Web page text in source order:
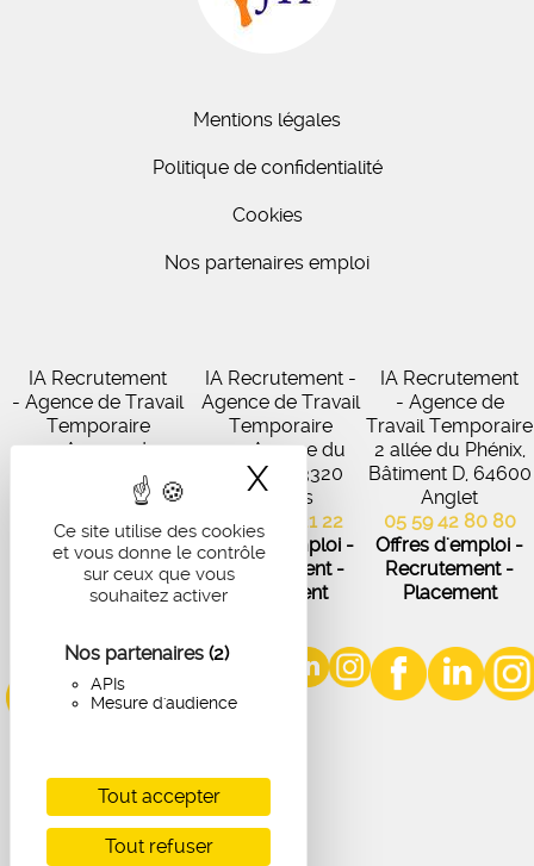
Ce site utilise des cookies
et vous donne le contrôle
sur ceux que vous
souhaitez activer
Nos partenaires (2)
APIs
Mesure d'audience
Tout accepter
Tout refuser
X Masquer le
Mentions légales
Politique de confidentialité
Cookies
Nos partenaires emploi
IA Recrutement
- Agence de Travail
Temporaire
27 Avenue de
Virecourt, 33370
Artigues-près-
Bordeaux
05 56 67 48 57
Offres d'emploi -
Recrutement -
IA Recrutement -
Agence de Travail
Temporaire
102 Avenue du
Médoc, 33320
Eysines
05 56 45 21 22
Offres d'emploi -
Recrutement -
Placement
IA Recrutement
- Agence de
Travail Temporaire
2 allée du Phénix,
Bâtiment D, 64600
Anglet
05 59 42 80 80
Offres d'emploi -
Recrutement -
Placement